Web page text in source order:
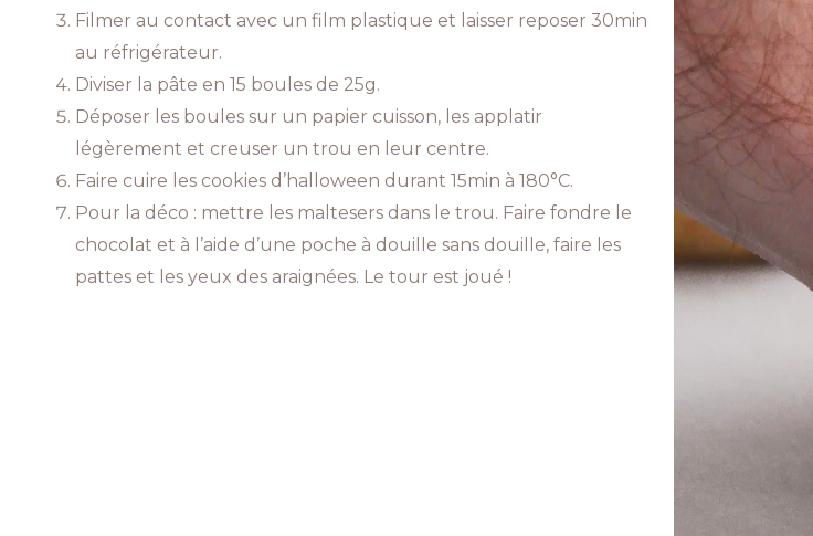
Filmer au contact avec un film plastique et laisser reposer 30min
au réfrigérateur.
Diviser la pâte en 15 boules de 25g.
Déposer les boules sur un papier cuisson, les applatir
légèrement et creuser un trou en leur centre.
Faire cuire les cookies d’halloween durant 15min à 180°C.
Pour la déco : mettre les maltesers dans le trou. Faire fondre le
chocolat et à l’aide d’une poche à douille sans douille, faire les
pattes et les yeux des araignées. Le tour est joué !